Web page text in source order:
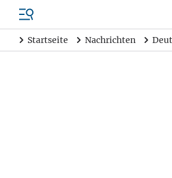
Startseite Nachrichten